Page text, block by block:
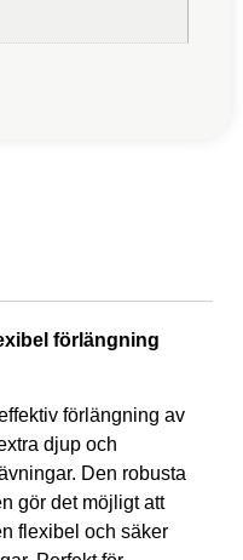
förlängning
förlängning av
djup och
Den robusta
gör det möjligt att
flexibel och säker